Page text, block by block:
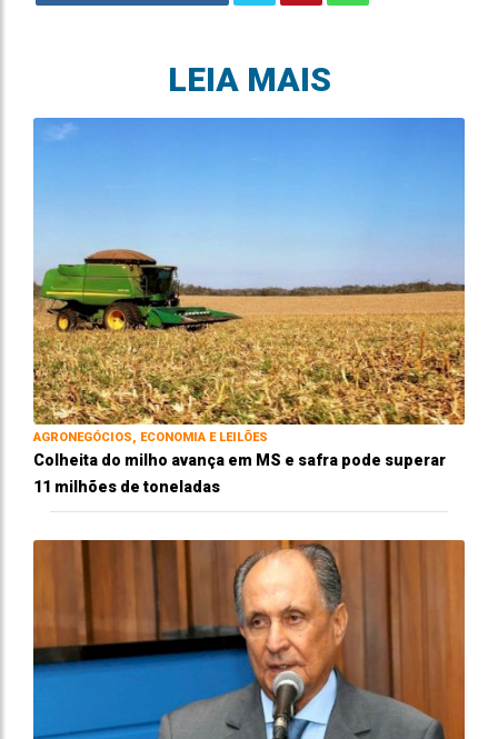
LEIA MAIS
AGRONEGÓCIOS, ECONOMIA E LEILÕES
Colheita do milho avança em MS e safra pode superar
11 milhões de toneladas